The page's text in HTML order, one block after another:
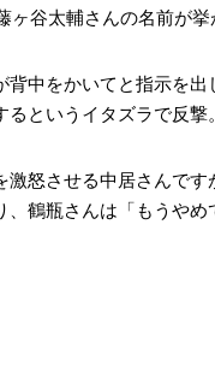
ヶ谷太輔さんの名前が挙
背中をかいてと指示を
るというイタズラで反撃。
激怒させる中居さんで
、鶴瓶さんは「もうやめ